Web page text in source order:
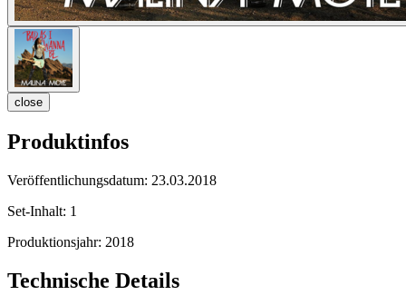
close
Produktinfos
Veröffentlichungsdatum: 23.03.2018
Set-Inhalt: 1
Produktionsjahr: 2018
Technische Details